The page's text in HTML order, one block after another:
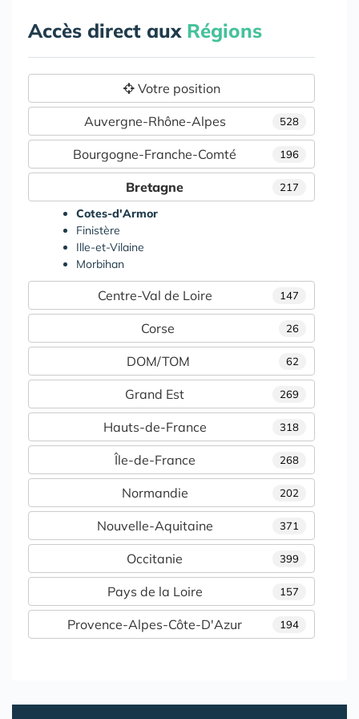
Accès direct aux Régions
Votre position
528
Auvergne-Rhône-Alpes
196
Bourgogne-Franche-Comté
217
Bretagne
Cotes-d'Armor
Finistère
Ille-et-Vilaine
Morbihan
147
Centre-Val de Loire
26
Corse
62
DOM/TOM
269
Grand Est
318
Hauts-de-France
268
Île-de-France
202
Normandie
371
Nouvelle-Aquitaine
399
Occitanie
157
Pays de la Loire
194
Provence-Alpes-Côte-D'Azur